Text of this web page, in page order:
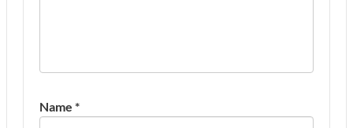
Name *